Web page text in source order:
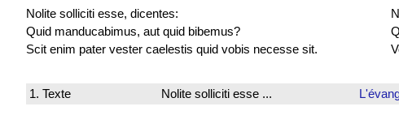
Nolite solliciti esse, dicentes:
Quid manducabimus, aut quid bibemus?
Scit enim pater vester caelestis quid vobis necesse sit.
1. Texte Nolite solliciti esse ...